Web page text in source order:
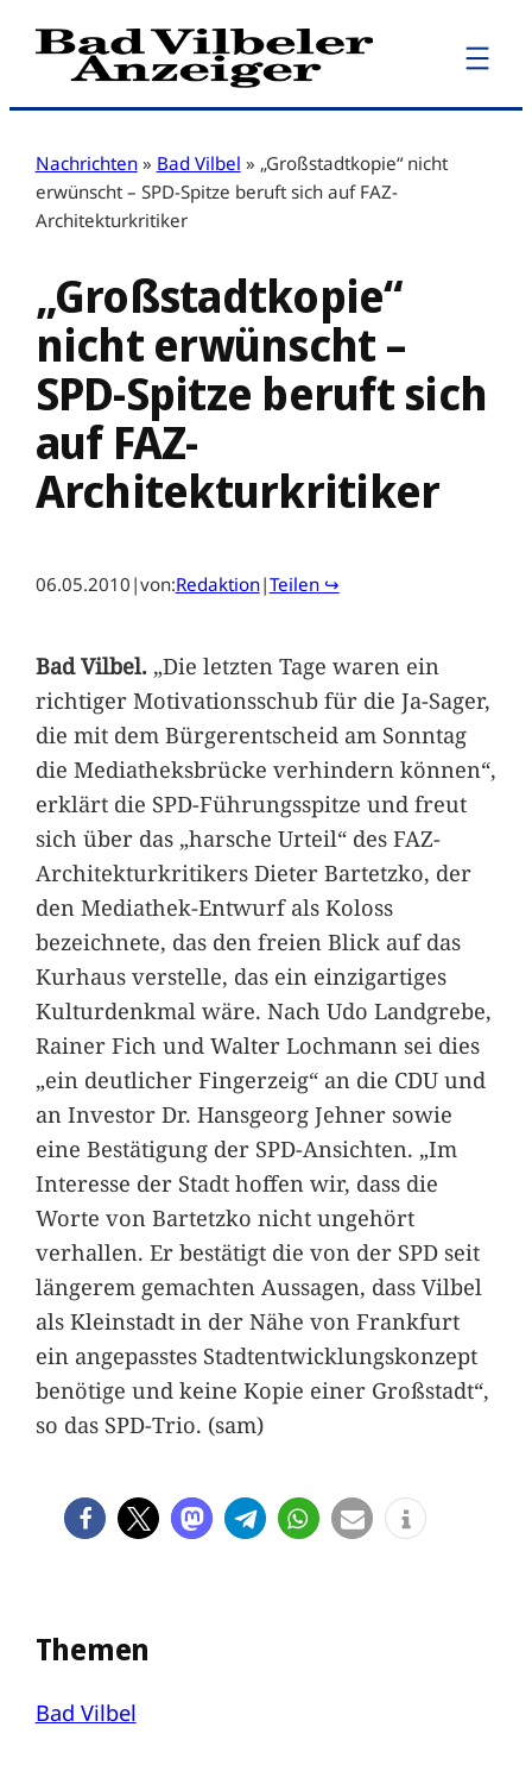
Zum
Inhalt
Nachrichten » Bad Vilbel » „Großstadtkopie“ nicht
erwünscht – SPD-Spitze beruft sich auf FAZ-
Architekturkritiker
„Großstadtkopie“
nicht erwünscht –
SPD-Spitze beruft sich
auf FAZ-
Architekturkritiker
06.05.2010 |von:Redaktion|Teilen ↪
Bad Vilbel.„Die letzten Tage waren ein
richtiger Motivationsschub für die Ja-Sager,
die mit dem Bürgerentscheid am Sonntag
die Mediatheksbrücke verhindern können“,
erklärt die SPD-Führungsspitze und freut
sich über das „harsche Urteil“ des FAZ-
Architekturkritikers Dieter Bartetzko, der
den Mediathek-Entwurf als Koloss
bezeichnete, das den freien Blick auf das
Kurhaus verstelle, das ein einzigartiges
Kulturdenkmal wäre. Nach Udo Landgrebe,
Rainer Fich und Walter Lochmann sei dies
„ein deutlicher Fingerzeig“ an die CDU und
an Investor Dr. Hansgeorg Jehner sowie
eine Bestätigung der SPD-Ansichten. „Im
Interesse der Stadt hoffen wir, dass die
Worte von Bartetzko nicht ungehört
verhallen. Er bestätigt die von der SPD seit
längerem gemachten Aussagen, dass Vilbel
als Kleinstadt in der Nähe von Frankfurt
ein angepasstes Stadtentwicklungskonzept
benötige und keine Kopie einer Großstadt“,
so das SPD-Trio. (sam)
Themen
Bad Vilbel